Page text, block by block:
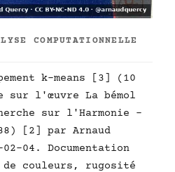
COMPUTATIONNELLE
k-means [3] (10
sur l'œuvre La bémol
sur l'Harmonie -
[2] par Arnaud
04. Documentation
couleurs, rugosité